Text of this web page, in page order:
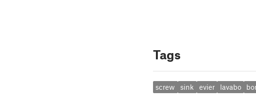
Tags
screw sink evier lavabo